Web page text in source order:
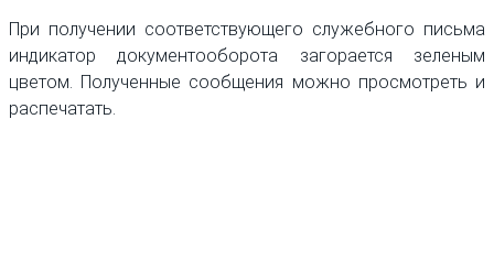
При получении соответствующего служебного письма
индикатор документооборота загорается зеленым
цветом. Полученные сообщения можно просмотреть и
распечатать.